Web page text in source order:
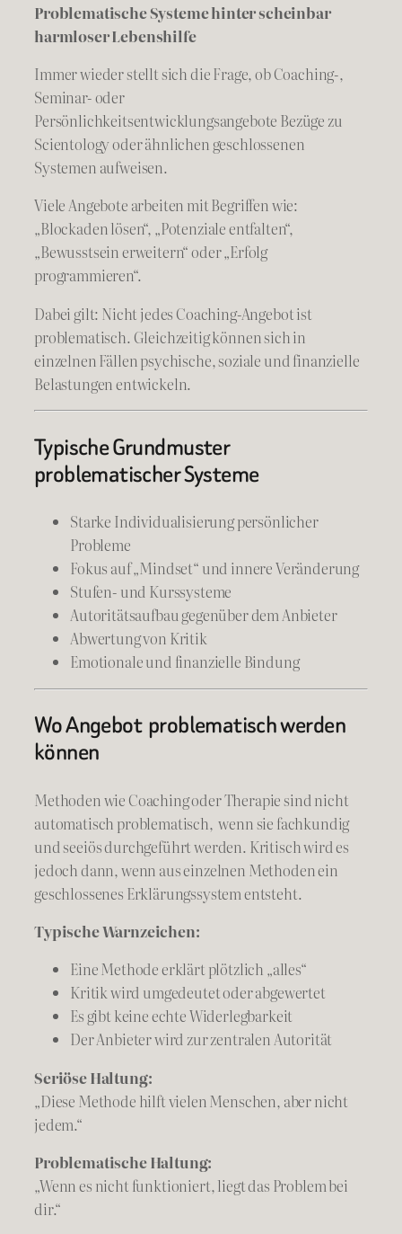
Problematische Systeme hinter scheinbar
harmloser Lebenshilfe
Immer wieder stellt sich die Frage, ob Coaching-,
Seminar- oder
Persönlichkeitsentwicklungsangebote Bezüge zu
Scientology oder ähnlichen geschlossenen
Systemen aufweisen.
Viele Angebote arbeiten mit Begriffen wie:
„Blockaden lösen“, „Potenziale entfalten“,
„Bewusstsein erweitern“ oder „Erfolg
programmieren“.
Dabei gilt: Nicht jedes Coaching-Angebot ist
problematisch. Gleichzeitig können sich in
einzelnen Fällen psychische, soziale und finanzielle
Belastungen entwickeln.
Typische Grundmuster
problematischer Systeme
Starke Individualisierung persönlicher
Probleme
Fokus auf „Mindset“ und innere Veränderung
Stufen- und Kurssysteme
Autoritätsaufbau gegenüber dem Anbieter
Abwertung von Kritik
Emotionale und finanzielle Bindung
Wo Angebot problematisch werden
können
Methoden wie Coaching oder Therapie sind nicht
automatisch problematisch, wenn sie fachkundig
und seeiös durchgeführt werden. Kritisch wird es
jedoch dann, wenn aus einzelnen Methoden ein
geschlossenes Erklärungssystem entsteht.
Typische Warnzeichen:
Eine Methode erklärt plötzlich „alles“
Kritik wird umgedeutet oder abgewertet
Es gibt keine echte Widerlegbarkeit
Der Anbieter wird zur zentralen Autorität
Seriöse Haltung:
„Diese Methode hilft vielen Menschen, aber nicht
jedem.“
Problematische Haltung:
„Wenn es nicht funktioniert, liegt das Problem bei
dir.“